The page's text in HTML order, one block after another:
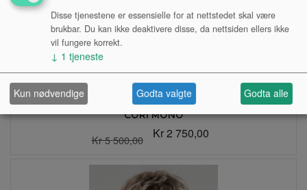
CORI MONO
Kr 5 500,00 Kr 2 750,00
Disse tjenestene er essensielle for at nettstedet skal være
brukbar. Du kan ikke deaktivere disse, da nettsiden ellers ikke
vil fungere korrekt.
↓ 1 tjeneste
Kun nødvendige Godta valgte Godta alle